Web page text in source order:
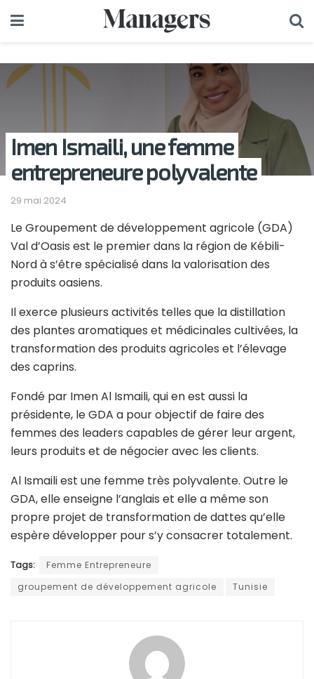
Imen Ismaili, une femme
entrepreneure polyvalente
29 mai 2024
Le Groupement de développement agricole (GDA)
Val d’Oasis est le premier dans la région de Kébili-
Nord à s’être spécialisé dans la valorisation des
produits oasiens.
Il exerce plusieurs activités telles que la distillation
des plantes aromatiques et médicinales cultivées, la
transformation des produits agricoles et l’élevage
des caprins.
Fondé par Imen Al Ismaili, qui en est aussi la
présidente, le GDA a pour objectif de faire des
femmes des leaders capables de gérer leur argent,
leurs produits et de négocier avec les clients.
Al Ismaili est une femme très polyvalente. Outre le
GDA, elle enseigne l’anglais et elle a même son
propre projet de transformation de dattes qu’elle
espère développer pour s’y consacrer totalement.
Tags:
Femme Entrepreneure
groupement de développement agricole
Tunisie